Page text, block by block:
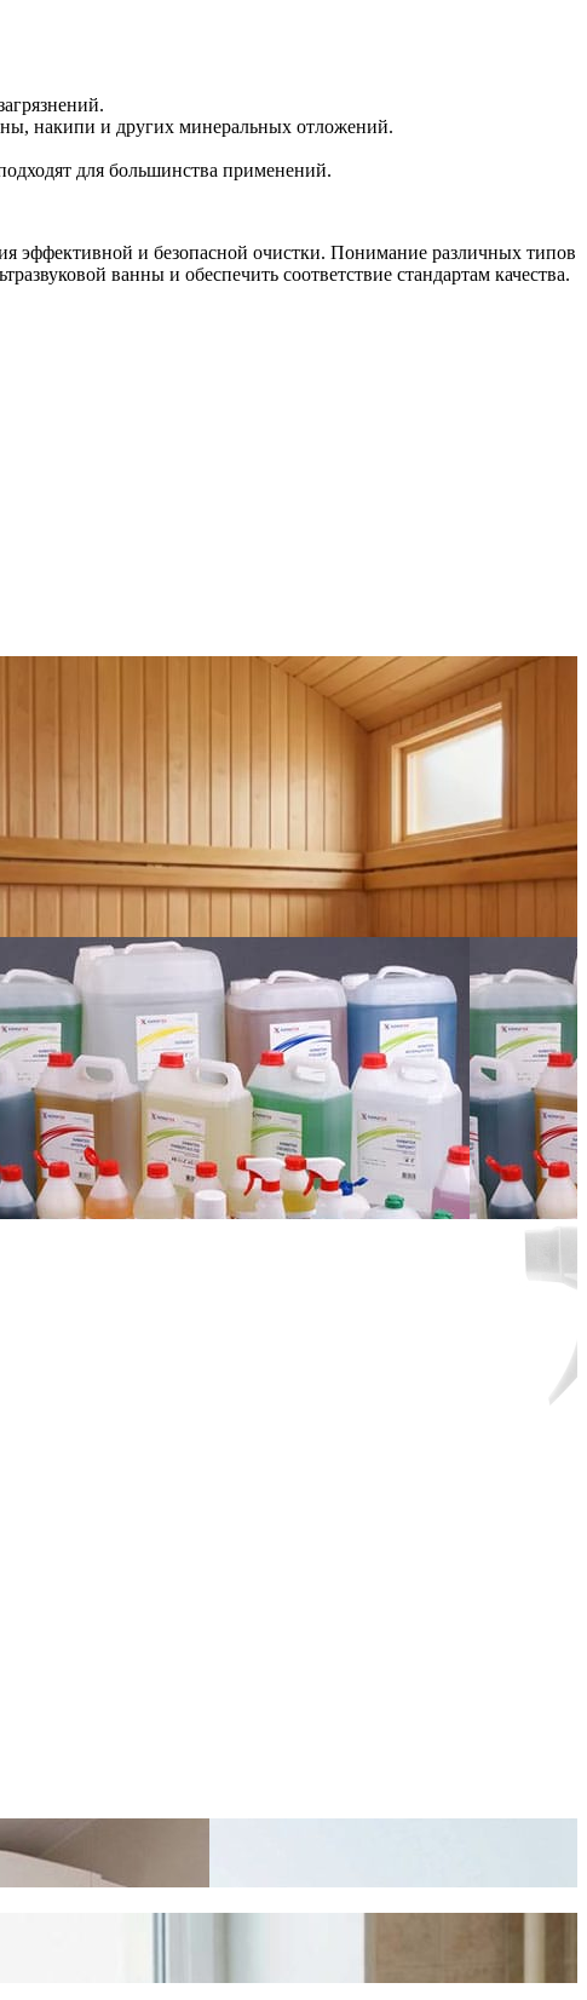
накипи и других минеральных отложений.
для большинства применений.
эффективной и безопасной очистки. Понимание различных типов
ванны и обеспечить соответствие стандартам качества.